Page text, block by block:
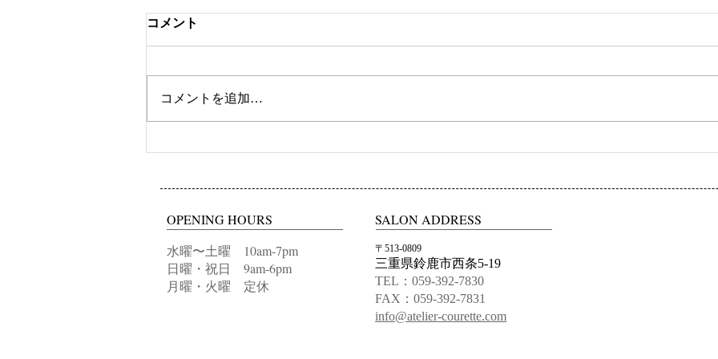
ツートンカラー
初ネイル カフ
コメント
コメントを追加…
SALON ADDRESS
OPENING HOURS
水曜〜土曜 10am-7pm
日曜・祝日 9am-6pm
月曜・火曜 定休
〒513-0809
三重県鈴鹿市西条5-19
TEL：059-392-7830
FAX：059-392-7831
info@atelier-courette.com